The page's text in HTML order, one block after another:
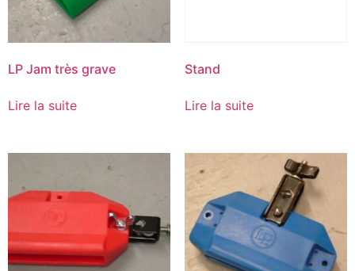
LP Jam très grave
Lire la suite
Stand
Lire la suite